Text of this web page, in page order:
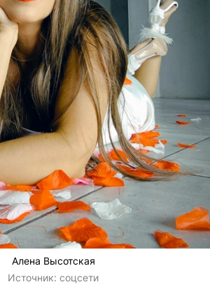
Алена Высотская
Источник: соцсети